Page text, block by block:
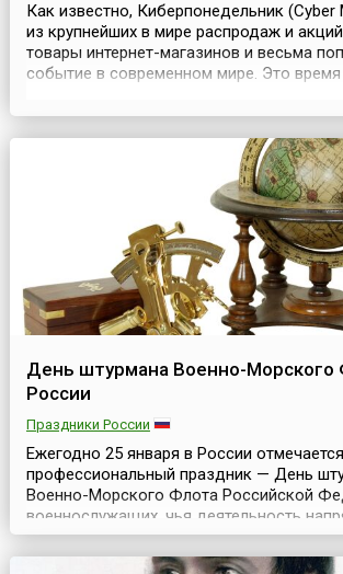
Как известно, Киберпонедельник (Cyber
из крупнейших в мире распродаж и
товары интернет-магазинов и весьма
событие в современном мире. Это
товары по сниженным ценам, которые
приобрести, не выходя из дома.В
Киберпонедельник, который, кстати,
День штурмана Военно-Морского
России
Праздники России
Ежегодно 25 января в России отмечается
профессиональный праздник — День
Военно-Морского Флота Российской
военнослужащих, чья деятельность
прокладкой курсов кораблей, судов и
исчислением перемещения и контролем